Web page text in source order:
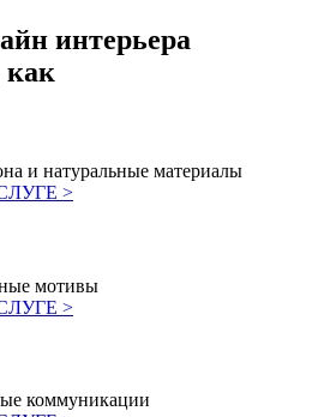
интерьера
как
и натуральные материалы
>
мотивы
>
коммуникации